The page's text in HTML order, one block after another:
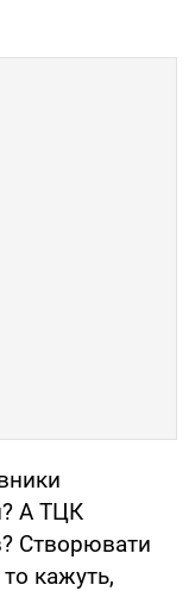
А ТЦК
Створювати
кажуть,